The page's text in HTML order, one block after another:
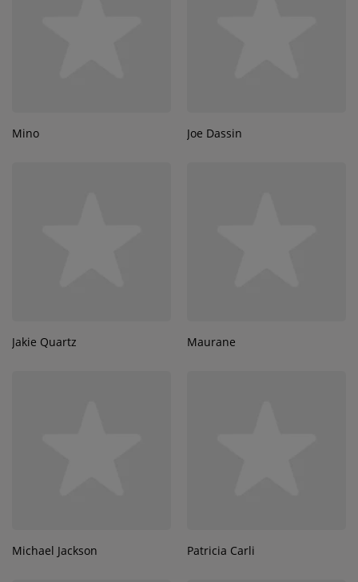
Mino Joe Dassin
Jakie Quartz Maurane
Michael Jackson Patricia Carli